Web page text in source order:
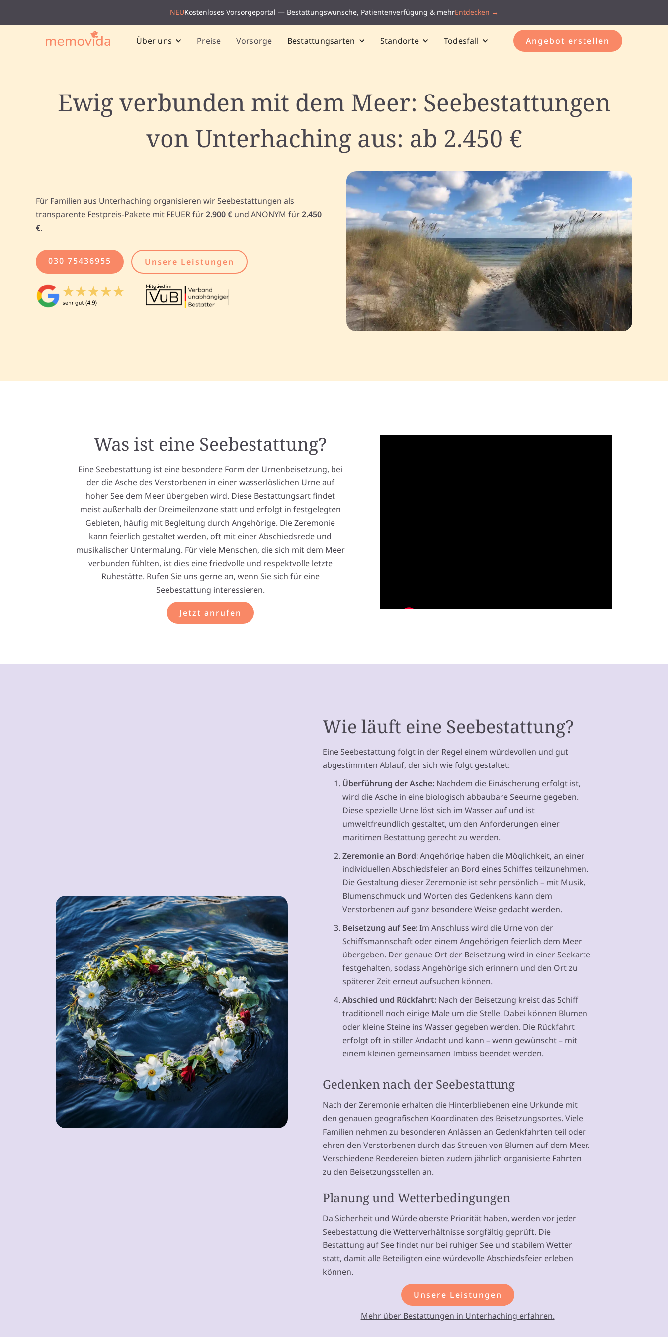
NEUKostenloses Vorsorgeportal — Bestattungswünsche, Patientenverfügung & mehrEntdecken →
Über uns Preise Vorsorge Bestattungsarten Standorte Todesfall Angebot erstellen
Ewig verbunden mit dem Meer: Seebestattungen
von Unterhaching aus: ab 2.450 €
Für Familien aus Unterhaching organisieren wir Seebestattungen als
transparente Festpreis-Pakete mit FEUER für2.900 € und ANONYM für2.450
€.
030 75436955 Unsere Leistungen
Was ist eine Seebestattung?
Eine Seebestattung ist eine besondere Form der Urnenbeisetzung, bei
der die Asche des Verstorbenen in einer wasserlöslichen Urne auf
hoher See dem Meer übergeben wird. Diese Bestattungsart findet
meist außerhalb der Dreimeilenzone statt und erfolgt in festgelegten
Gebieten, häufig mit Begleitung durch Angehörige. Die Zeremonie
kann feierlich gestaltet werden, oft mit einer Abschiedsrede und
musikalischer Untermalung. Für viele Menschen, die sich mit dem Meer
verbunden fühlten, ist dies eine friedvolle und respektvolle letzte
Ruhestätte. Rufen Sie uns gerne an, wenn Sie sich für eine
Seebestattung interessieren.
Jetzt anrufen
Wie läuft eine Seebestattung?
Eine Seebestattung folgt in der Regel einem würdevollen und gut
abgestimmten Ablauf, der sich wie folgt gestaltet:
Überführung der Asche: Nachdem die Einäscherung erfolgt ist,
wird die Asche in eine biologisch abbaubare Seeurne gegeben.
Diese spezielle Urne löst sich im Wasser auf und ist
umweltfreundlich gestaltet, um den Anforderungen einer
maritimen Bestattung gerecht zu werden.
Zeremonie an Bord:Angehörige haben die Möglichkeit, an einer
individuellen Abschiedsfeier an Bord eines Schiffes teilzunehmen.
Die Gestaltung dieser Zeremonie ist sehr persönlich – mit Musik,
Blumenschmuck und Worten des Gedenkens kann dem
Verstorbenen auf ganz besondere Weise gedacht werden.
Beisetzung auf See:Im Anschluss wird die Urne von der
Schiffsmannschaft oder einem Angehörigen feierlich dem Meer
übergeben. Der genaue Ort der Beisetzung wird in einer Seekarte
festgehalten, sodass Angehörige sich erinnern und den Ort zu
späterer Zeit erneut aufsuchen können.
Abschied und Rückfahrt: Nach der Beisetzung kreist das Schiff
traditionell noch einige Male um die Stelle. Dabei können Blumen
oder kleine Steine ins Wasser gegeben werden. Die Rückfahrt
erfolgt oft in stiller Andacht und kann – wenn gewünscht – mit
einem kleinen gemeinsamen Imbiss beendet werden.
Gedenken nach der Seebestattung
Nach der Zeremonie erhalten die Hinterbliebenen eine Urkunde mit
den genauen geografischen Koordinaten des Beisetzungsortes. Viele
Familien nehmen zu besonderen Anlässen an Gedenkfahrten teil oder
ehren den Verstorbenen durch das Streuen von Blumen auf dem Meer.
Verschiedene Reedereien bieten zudem jährlich organisierte Fahrten
zu den Beisetzungsstellen an.
Planung und Wetterbedingungen
Da Sicherheit und Würde oberste Priorität haben, werden vor jeder
Seebestattung die Wetterverhältnisse sorgfältig geprüft. Die
Bestattung auf See findet nur bei ruhiger See und stabilem Wetter
statt, damit alle Beteiligten eine würdevolle Abschiedsfeier erleben
können.
Unsere Leistungen
Mehr über Bestattungen in Unterhaching erfahren.